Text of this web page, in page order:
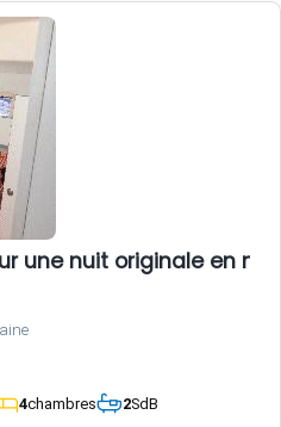
une nuit originale en
4chambres 2SdB